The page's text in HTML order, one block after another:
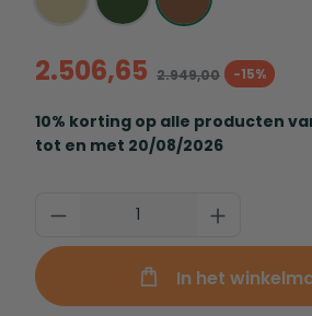
2.506,65 2.949,00 -15%
10% korting op alle producten
tot en met 20/08/2026
In het